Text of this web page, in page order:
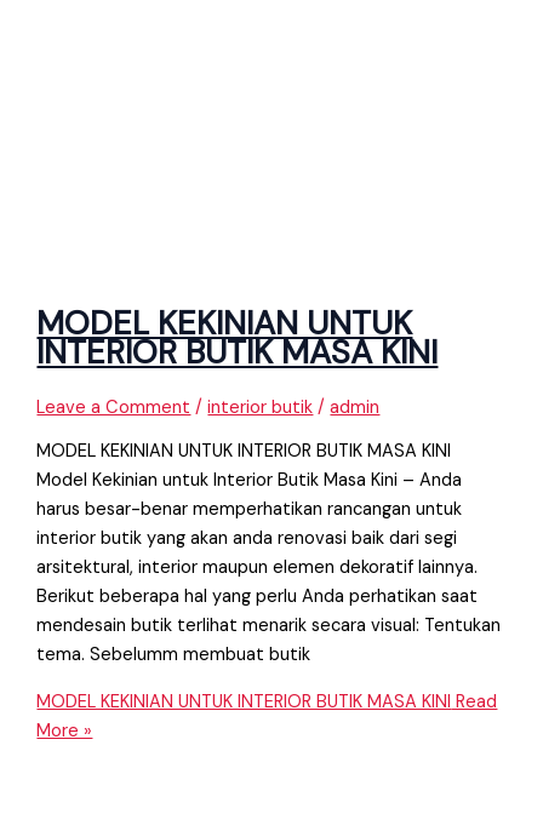
MODEL KEKINIAN UNTUK
INTERIOR BUTIK MASA KINI
Leave a Comment /interior butik /admin
MODEL KEKINIAN UNTUK INTERIOR BUTIK MASA KINI
Model Kekinian untuk Interior Butik Masa Kini – Anda
harus besar-benar memperhatikan rancangan untuk
interior butik yang akan anda renovasi baik dari segi
arsitektural, interior maupun elemen dekoratif lainnya.
Berikut beberapa hal yang perlu Anda perhatikan saat
mendesain butik terlihat menarik secara visual: Tentukan
tema. Sebelumm membuat butik
MODEL KEKINIAN UNTUK INTERIOR BUTIK MASA KINI Read
More »